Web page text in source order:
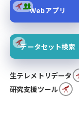
Webアプリ
データセット検索
生テレメトリデータ
研究支援ツール